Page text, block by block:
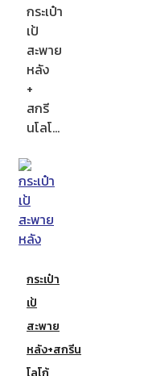
กระเป๋า
เป้
สะพาย
หลัง
+
สกรี
นโลโ…
กระเป๋า
เป้
สะพาย
หลัง+สกรีน